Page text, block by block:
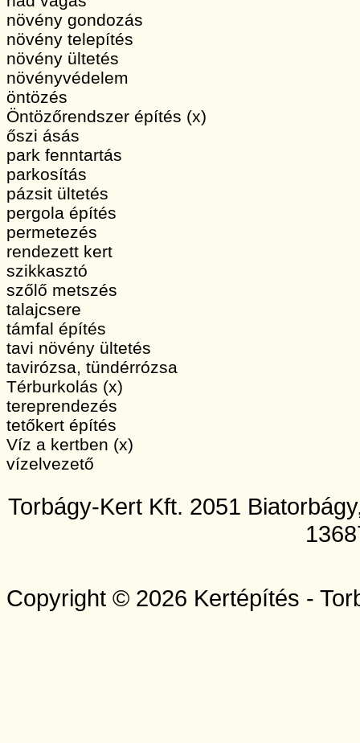
növény gondozás
növény telepítés
növény ültetés
növényvédelem
öntözés
Öntözőrendszer építés (x)
őszi ásás
park fenntartás
parkosítás
pázsit ültetés
pergola építés
permetezés
rendezett kert
szikkasztó
szőlő metszés
talajcsere
támfal építés
tavi növény ültetés
tavirózsa, tündérrózsa
Térburkolás (x)
tereprendezés
tetőkert építés
Víz a kertben (x)
vízelvezető
Torbágy-Kert Kft. 2051
Copyright © 2026 Kertépítés -